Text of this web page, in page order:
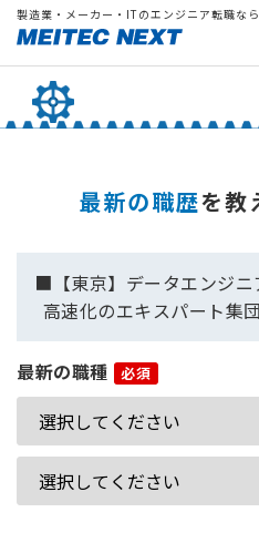
製造業・メーカー・ITのエンジニア転職なら
最新の職歴を教
■【東京】データエンジ
高速化のエキスパート集
最新の職種